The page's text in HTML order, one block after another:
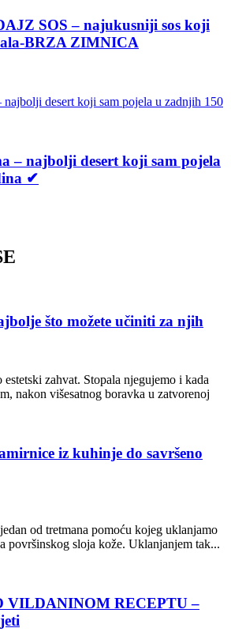
SOS – najukusniji sos koji
BRZA ZIMNICA
– najbolji desert koji sam pojela
✔
što možete učiniti za njih
estetski zahvat. Stopala njegujemo i kada
nakon višesatnog boravka u zatvorenoj
iz kuhinje do savršeno
od tretmana pomoću kojeg uklanjamo
površinskog sloja kože. Uklanjanjem tak...
VILDANINOM RECEPTU –